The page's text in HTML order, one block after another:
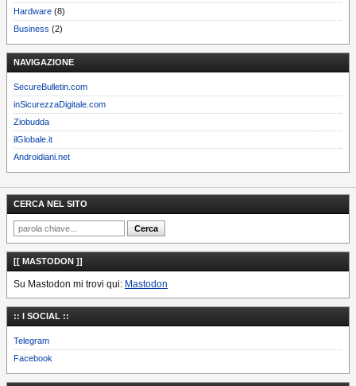
Hardware (8)
Business (2)
NAVIGAZIONE
SecureBulletin.com
inSicurezzaDigitale.com
Ziobudda
ilGlobale.it
Androidiani.net
CERCA NEL SITO
[[ MASTODON ]]
Su Mastodon mi trovi qui: Mastodon
:: I SOCIAL ::
Telegram
Facebook